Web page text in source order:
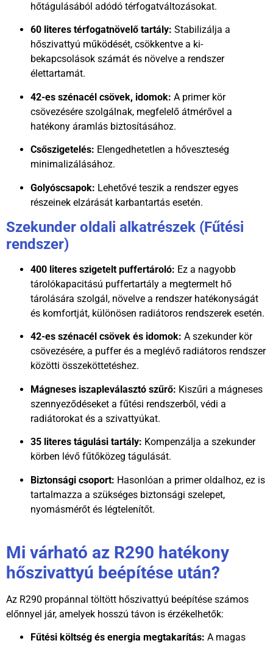
hőtágulásából adódó térfogatváltozásokat.
60 literes térfogatnövelő tartály: Stabilizálja a
hőszivattyú működését, csökkentve a ki-
bekapcsolások számát és növelve a rendszer
élettartamát.
42-es szénacél csövek, idomok: A primer kör
csövezésére szolgálnak, megfelelő átmérővel a
hatékony áramlás biztosításához.
Csőszigetelés: Elengedhetetlen a hőveszteség
minimalizálásához.
Golyóscsapok: Lehetővé teszik a rendszer egyes
részeinek elzárását karbantartás esetén.
Szekunder oldali alkatrészek (Fűtési
rendszer)
400 literes szigetelt puffertároló: Ez a nagyobb
tárolókapacitású puffertartály a megtermelt hő
tárolására szolgál, növelve a rendszer hatékonyságát
és komfortját, különösen radiátoros rendszerek esetén.
42-es szénacél csövek és idomok: A szekunder kör
csövezésére, a puffer és a meglévő radiátoros rendszer
közötti összeköttetéshez.
Mágneses iszapleválasztó szűrő: Kiszűri a mágneses
szennyeződéseket a fűtési rendszerből, védi a
radiátorokat és a szivattyúkat.
35 literes tágulási tartály: Kompenzálja a szekunder
körben lévő fűtőközeg tágulását.
Biztonsági csoport: Hasonlóan a primer oldalhoz, ez is
tartalmazza a szükséges biztonsági szelepet,
nyomásmérőt és légtelenítőt.
Mi várható az R290 hatékony
hőszivattyú beépítése után?
Az R290 propánnal töltött hőszivattyú beépítése számos
előnnyel jár, amelyek hosszú távon is érzékelhetők:
Fűtési költség és energia megtakarítás: A magas